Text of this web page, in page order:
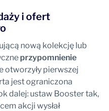
i ofert
nową kolekcję lub
przypomnienie
otworzyły pierwszej
jest ograniczona
dalej: ustaw Booster tak,
akcji wysłał